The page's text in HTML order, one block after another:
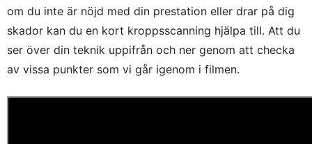
om du inte är nöjd med din prestation eller drar på dig
skador kan du en kort kroppsscanning hjälpa till. Att du
ser över din teknik uppifrån och ner genom att checka
av vissa punkter som vi går igenom i filmen.